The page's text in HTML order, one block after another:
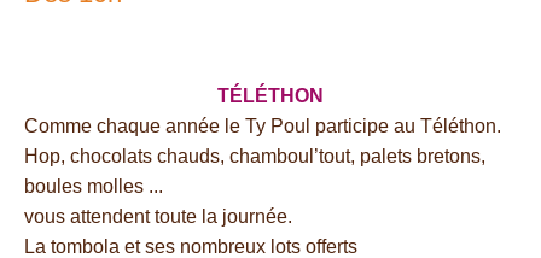
TÉLÉTHON
Comme chaque année le Ty Poul participe au Téléthon.
Hop, chocolats chauds, chamboul’tout, palets bretons,
boules molles ...
vous attendent toute la journée.
La tombola et ses nombreux lots offerts